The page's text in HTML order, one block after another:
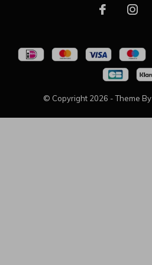
© Copyright 2026 - Theme By